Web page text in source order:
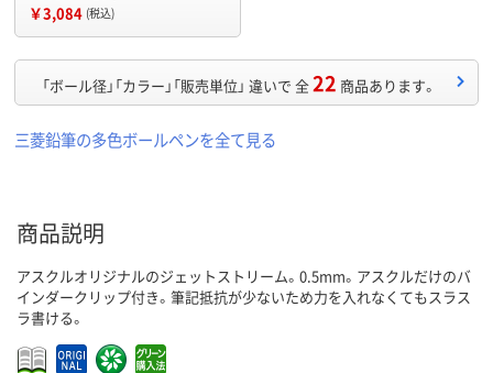
￥3,084 (税込)
「ボール径」「カラー」「販売単位」 違いで 全22 商品あります。
三菱鉛筆の多色ボールペンを全て見る
商品説明
アスクルオリジナルのジェットストリーム。0.5mm。アスクルだけのバ
インダークリップ付き。筆記抵抗が少ないため力を入れなくてもスラス
ラ書ける。